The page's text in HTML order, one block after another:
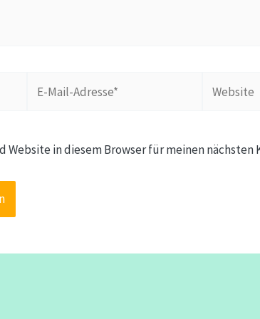
Mail-
Website in diesem Browser für meinen nächsten